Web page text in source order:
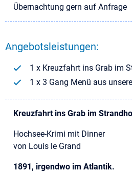
Übernachtung gern auf Anfrage
Angebotsleistungen:
1 x Kreuzfahrt ins Grab im
1 x 3 Gang Menü aus
Kreuzfahrt ins Grab im
Hochsee-Krimi mit Dinner
von Louis le Grand
1891, irgendwo im Atlantik.